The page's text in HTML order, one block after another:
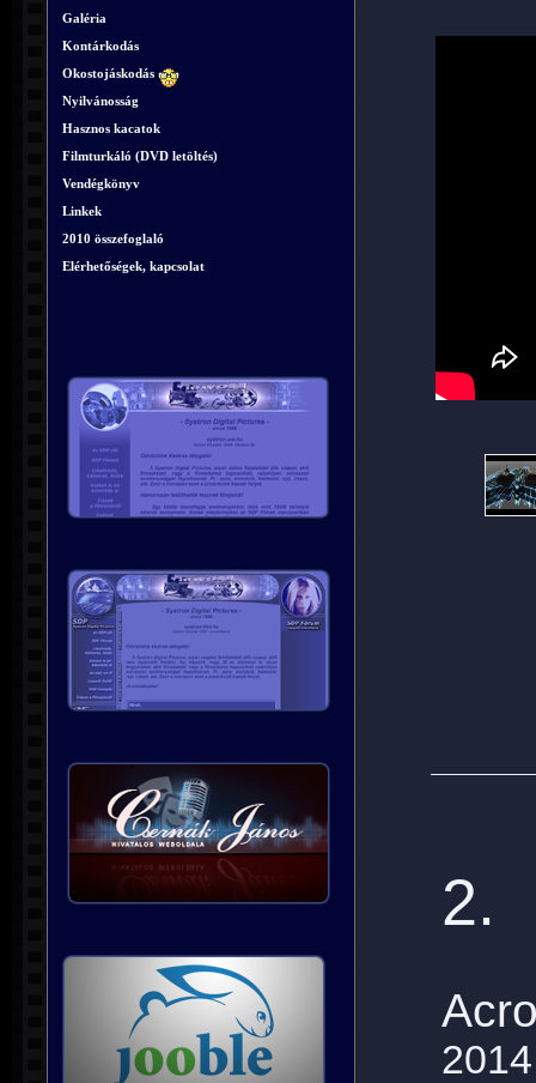
Galéria
Kontárkodás
Okostojáskodás
Nyilvánosság
Hasznos kacatok
Filmturkáló (DVD letöltés)
Vendégkönyv
Linkek
2010 összefoglaló
Elérhetőségek, kapcsolat
2.